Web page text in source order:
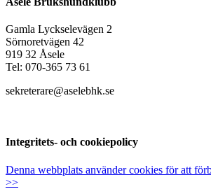
Gamla Lyckselevägen 2
Sörnoretvägen 42
919 32 Åsele
Tel: 070-365 73 61
sekreterare@aselebhk.se
Integritets- och cookiepolicy
Denna webbplats använder cookies för att
>>